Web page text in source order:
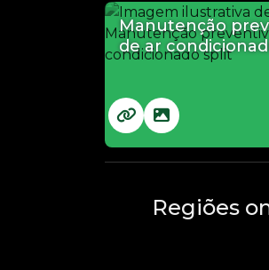
Manutenção
de ar
Regiões